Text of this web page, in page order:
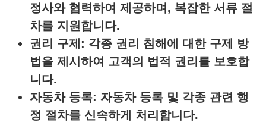
정사와 협력하여 제공하며, 복잡한 서류 절
차를 지원합니다.
권리 구제 : 각종 권리 침해에 대한 구제 방
법을 제시하여 고객의 법적 권리를 보호합
니다.
자동차 등록: 자동차 등록 및 각종 관련 행
정 절차를 신속하게 처리합니다.